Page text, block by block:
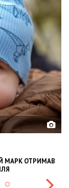
CAN ATTRACT
DURING WAR